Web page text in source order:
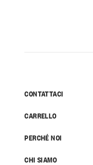
CONTATTACI
CARRELLO
PERCHÉ NOI
CHI SIAMO